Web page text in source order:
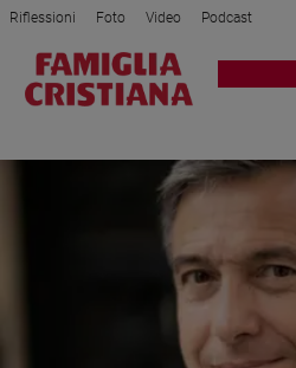
Attualità
Riflessioni Foto Video Podcast
Privacy Policy Chi siamo
Registrati Redazione